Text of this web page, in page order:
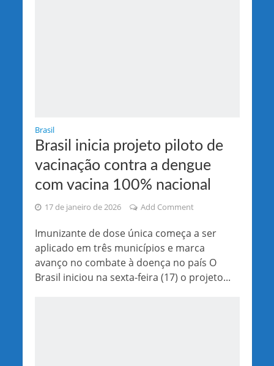
Brasil
Brasil inicia projeto piloto de
vacinação contra a dengue
com vacina 100% nacional
17 de janeiro de 2026 Add Comment
Imunizante de dose única começa a ser
aplicado em três municípios e marca
avanço no combate à doença no país O
Brasil iniciou na sexta-feira (17) o projeto...